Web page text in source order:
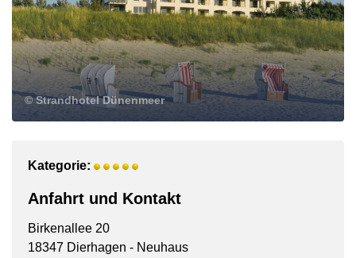
© Strandhotel Dünenmeer
Kategorie:
Anfahrt und Kontakt
Birkenallee 20
18347 Dierhagen - Neuhaus